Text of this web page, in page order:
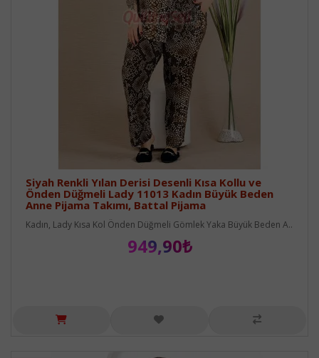
Siyah Renkli Yılan Derisi Desenli Kısa Kollu ve
Önden Düğmeli Lady 11013 Kadın Büyük Beden
Anne Pijama Takımı, Battal Pijama
Kadın, Lady Kısa Kol Önden Düğmeli Gömlek Yaka Büyük Beden A..
949,90₺